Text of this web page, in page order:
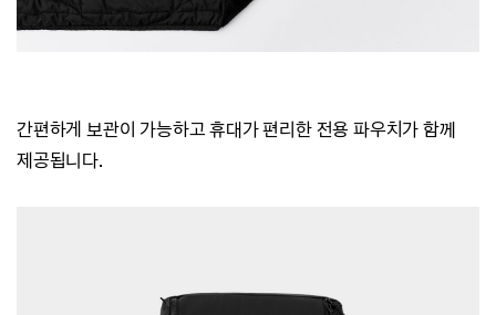
간편하게 보관이 가능하고 휴대가 편리한 전용 파우치가 함께
제공됩니다.